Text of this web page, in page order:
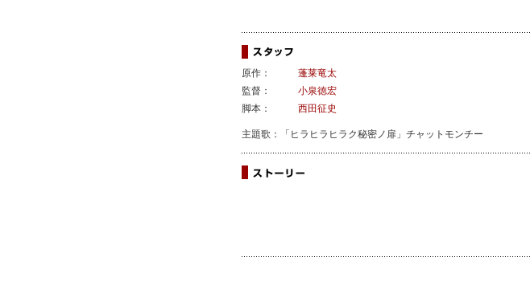
原作：
蓬莱竜太
監督：
小泉徳宏
脚本：
西田征史
主題歌：「ヒラヒラヒラク秘密ノ扉」チャットモンチー